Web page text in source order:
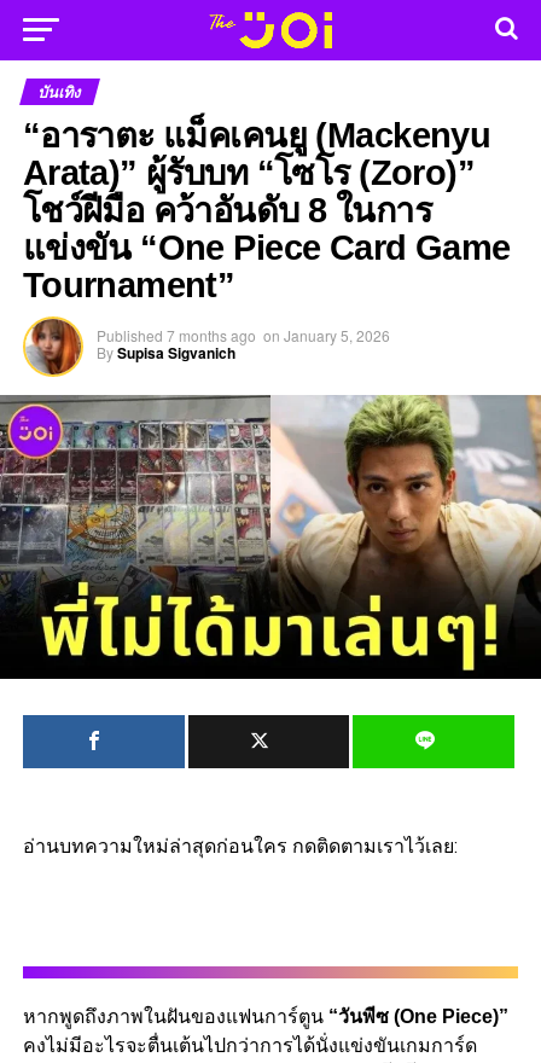
บันเทิง
“อาราตะ แม็คเคนยู (Mackenyu
Arata)” ผู้รับบท “โซโร (Zoro)”
โชว์ฝีมือ คว้าอันดับ 8 ในการ
แข่งขัน “One Piece Card Game
Tournament”
Published 7 months ago on January 5, 2026
BySupisa Sigvanich
อ่านบทความใหม่ล่าสุดก่อนใคร กดติดตามเราไว้เลย:
หากพูดถึงภาพในฝันของแฟนการ์ตูน “วันพีซ (One Piece)”
คงไม่มีอะไรจะตื่นเต้นไปกว่าการได้นั่งแข่งขันเกมการ์ด